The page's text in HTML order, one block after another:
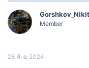
Member
28 Янв 2024